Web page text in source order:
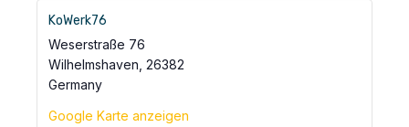
KoWerk76
Weserstraße 76
Wilhelmshaven 26382
Germany
Google Karte anzeigen